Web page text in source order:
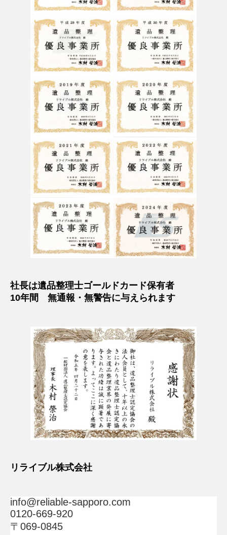
社長は遺品整理士ゴールドカード保有者
10年間 無通報・無警告に与えられます
リライブル株式会社
info@reliable-sapporo.com
0120-669-920
〒069-0845